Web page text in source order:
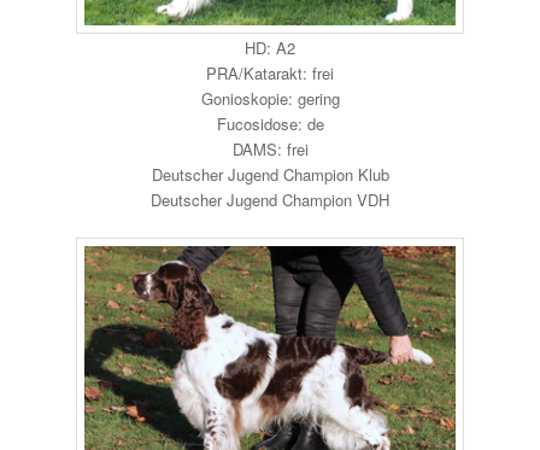
HD: A2
PRA/Katarakt: frei
Gonioskopie: gering
Fucosidose: de
DAMS: frei
Deutscher Jugend Champion Klub
Deutscher Jugend Champion VDH